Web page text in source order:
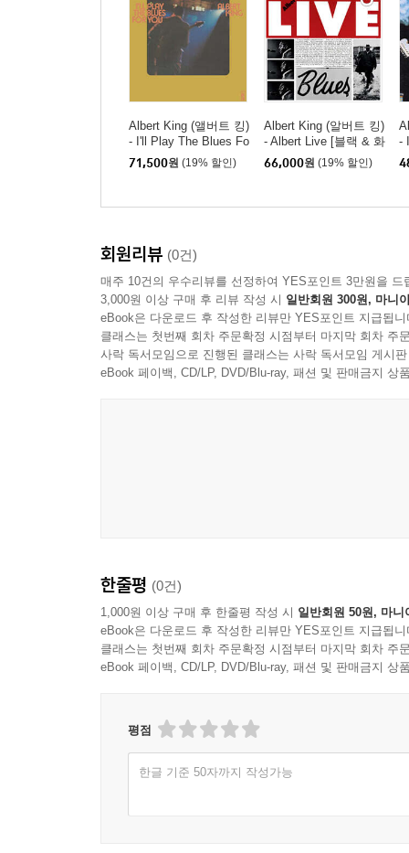
Albert King (앨버트 킹)
- I'll Play The Blues Fo
r You [LP]
71,500원 (19% 할인)
Albert King (알버트 킹)
- Albert Live [블랙 & 화
이트 컬러 2LP]
66,000원 (19% 할인)
-
회원리뷰 (0건)
매주 10건의 우수리뷰를 선정하여 YES포인트 3만원을 드
3,000원 이상 구매 후 리뷰 작성 시 일반회원 300원, 마니
eBook은 다운로드 후 작성한 리뷰만 YES포인트 지급됩니
클래스는 첫번째 회차 주문확정 시점부터 마지막 회차 주
사락 독서모임으로 진행된 클래스는 사락 독서모임 게시
eBook 페이백, CD/LP, DVD/Blu-ray, 패션 및 판매금지 상
한줄평 (0건)
1,000원 이상 구매 후 한줄평 작성 시 일반회원 50원, 마니
eBook은 다운로드 후 작성한 리뷰만 YES포인트 지급됩니
클래스는 첫번째 회차 주문확정 시점부터 마지막 회차 주
eBook 페이백, CD/LP, DVD/Blu-ray, 패션 및 판매금지 상
평점
한글 기준 50자까지 작성가능